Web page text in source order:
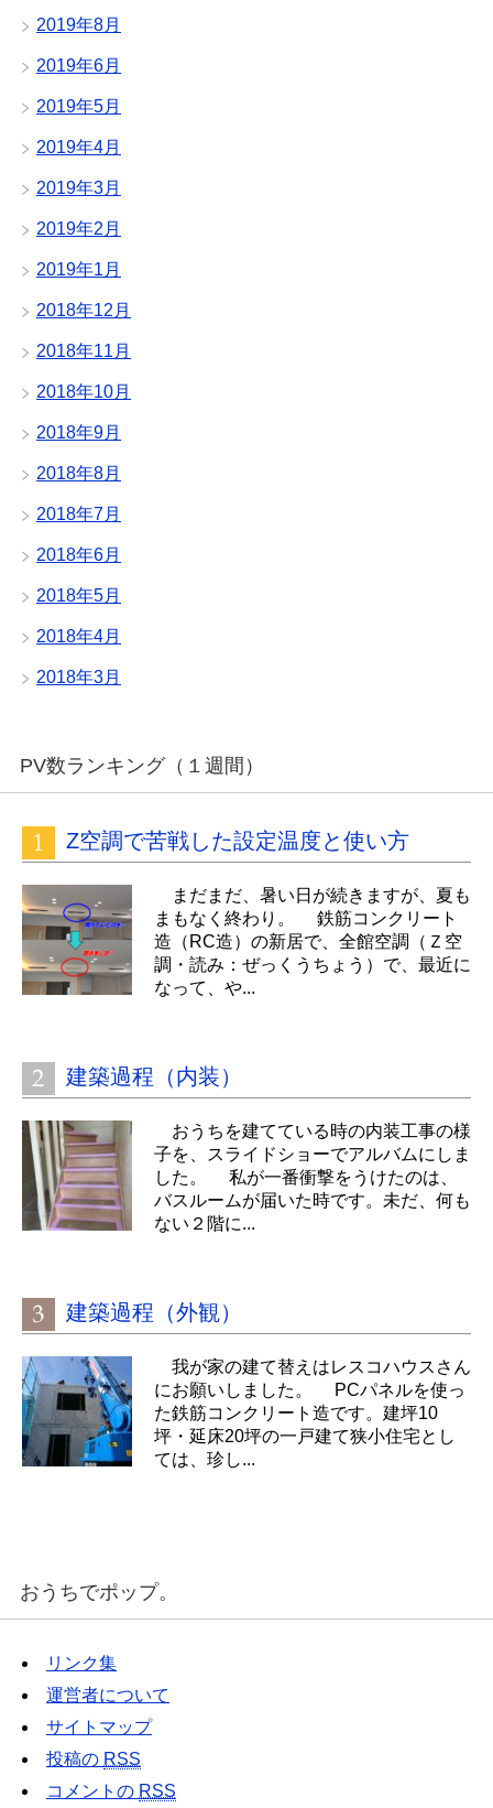
2019年8月
2019年6月
2019年5月
2019年4月
2019年3月
2019年2月
2019年1月
2018年12月
2018年11月
2018年10月
2018年9月
2018年8月
2018年7月
2018年6月
2018年5月
2018年4月
2018年3月
PV数ランキング（１週間）
Z空調で苦戦した設定温度と使い方
まだまだ、暑い日が続きますが、夏も
まもなく終わり。 鉄筋コンクリート
造（RC造）の新居で、全館空調（Ｚ空
調・読み：ぜっくうちょう）で、最近に
なって、や...
建築過程（内装）
おうちを建てている時の内装工事の様
子を、スライドショーでアルバムにしま
した。 私が一番衝撃をうけたのは、
バスルームが届いた時です。未だ、何も
ない２階に...
建築過程（外観）
我が家の建て替えはレスコハウスさん
にお願いしました。 PCパネルを使っ
た鉄筋コンクリート造です。建坪10
坪・延床20坪の一戸建て狭小住宅とし
ては、珍し...
おうちでポップ。
リンク集
運営者について
サイトマップ
投稿の RSS
コメントの RSS